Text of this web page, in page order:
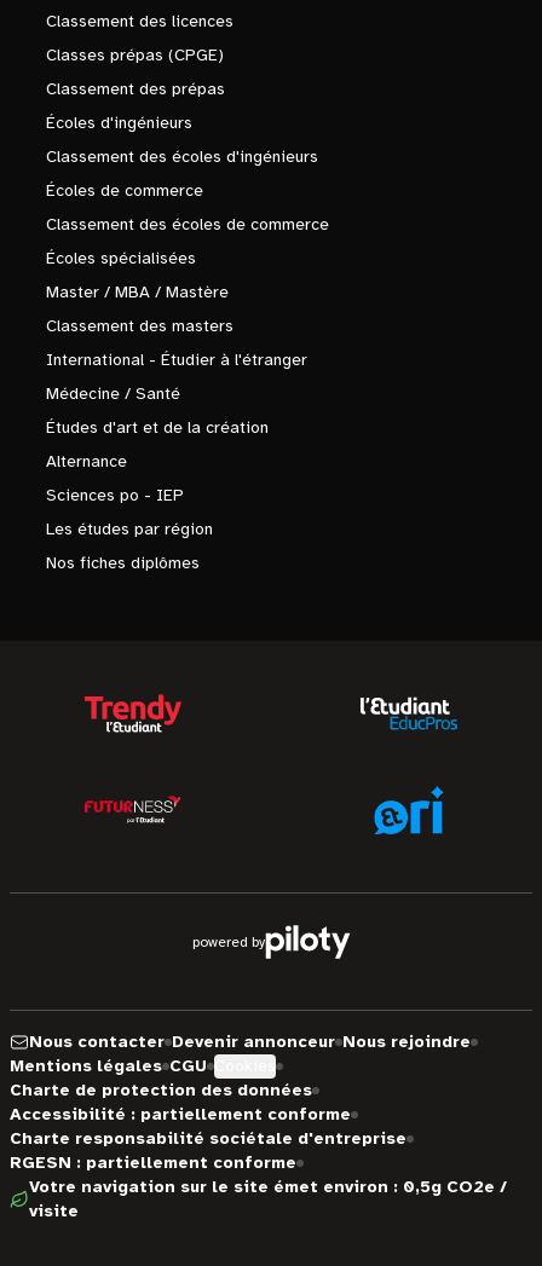
Classement des licences
Classes prépas (CPGE)
Classement des prépas
Écoles d'ingénieurs
Classement des écoles d'ingénieurs
Écoles de commerce
Classement des écoles de commerce
Écoles spécialisées
Master / MBA / Mastère
Classement des masters
International - Étudier à l'étranger
Médecine / Santé
Études d'art et de la création
Alternance
Sciences po - IEP
Les études par région
Nos fiches diplômes
powered by
Nous contacter Devenir annonceur Nous rejoindre
Mentions légales CGU
Charte de protection des données
Accessibilité : partiellement conforme
Charte responsabilité sociétale d'entreprise
RGESN : partiellement conforme
Votre navigation sur le site émet environ : 0,5g CO2e /
visite